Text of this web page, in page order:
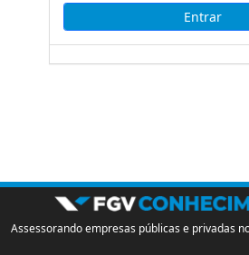
Assessorando empresas públicas e privadas